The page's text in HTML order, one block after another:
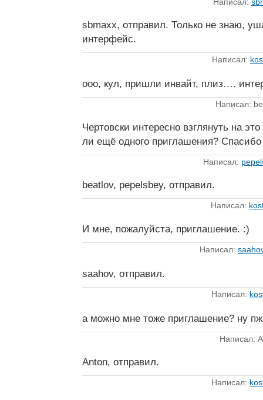
Написал:
sbmaxx, отправил. Только не знаю,
интерфейс.
Написал:
ооо, кул, пришли инвайт, плиз….
Написал:
Чертовски интересно взглянуть на
ли ещё одного приглашения? Спасибо
Написал:
beatlov, pepelsbey, отправил.
Написал:
И мне, пожалуйста, приглашение. :)
Написал:
saahov, отправил.
Написал:
а можно мне тоже приглашение? ну
Написал:
Anton, отправил.
Написал: